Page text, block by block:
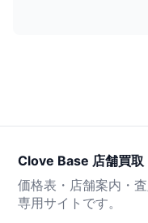
Clove Base 店舗買取
価格表・店舗案内・
専用サイトです。